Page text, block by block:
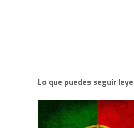
Lo que puedes seguir